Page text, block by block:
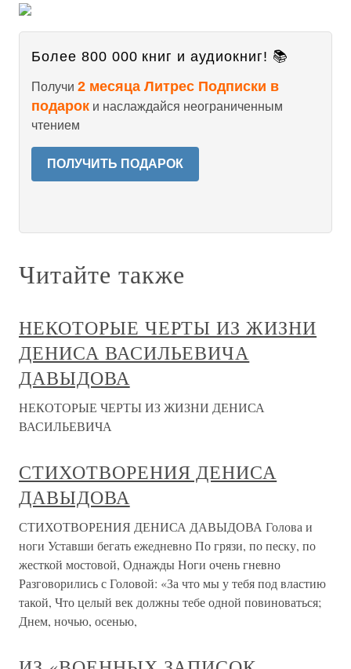
Более 800 000 книг и аудиокниг! 📚
Получи 2 месяца Литрес Подписки в
подарок и наслаждайся неограниченным
чтением
ПОЛУЧИТЬ ПОДАРОК
Читайте также
НЕКОТОРЫЕ ЧЕРТЫ ИЗ ЖИЗНИ
ДЕНИСА ВАСИЛЬЕВИЧА
ДАВЫДОВА
НЕКОТОРЫЕ ЧЕРТЫ ИЗ ЖИЗНИ ДЕНИСА
ВАСИЛЬЕВИЧА
СТИХОТВОРЕНИЯ ДЕНИСА
ДАВЫДОВА
СТИХОТВОРЕНИЯ ДЕНИСА ДАВЫДОВА Голова и
ноги Уставши бегать ежедневно По грязи, по песку, по
жесткой мостовой, Однажды Ноги очень гневно
Разговорились с Головой: «За что мы у тебя под властию
такой, Что целый век должны тебе одной повиноваться;
Днем, ночью, осенью,